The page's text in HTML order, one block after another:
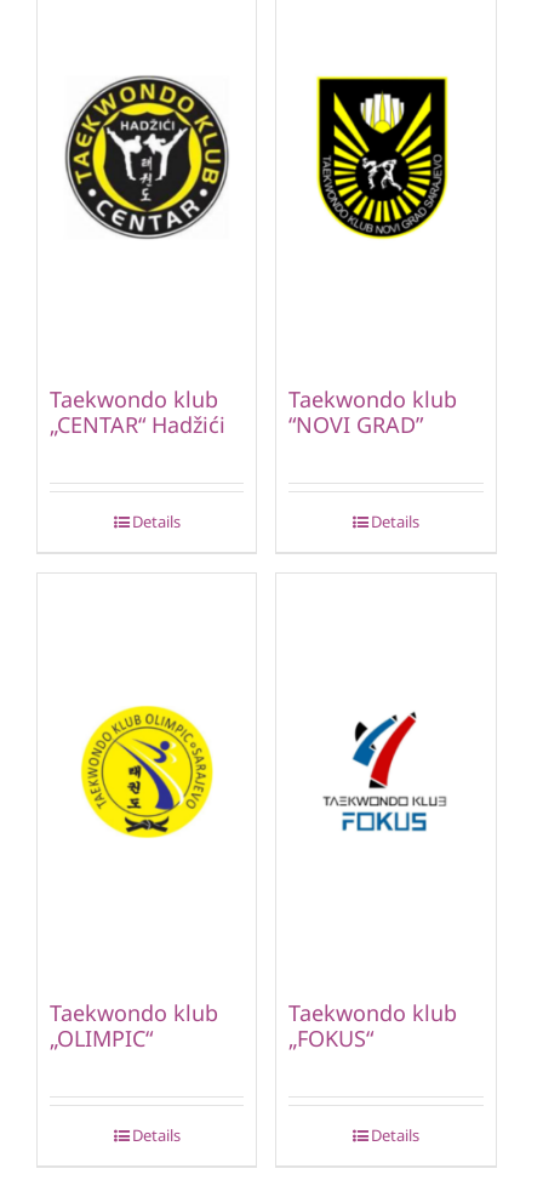
Taekwondo klub
„CENTAR“ Hadžići
Details
Taekwondo klub
“NOVI GRAD”
Details
Taekwondo klub
„OLIMPIC“
Details
Taekwondo klub
„FOKUS“
Details